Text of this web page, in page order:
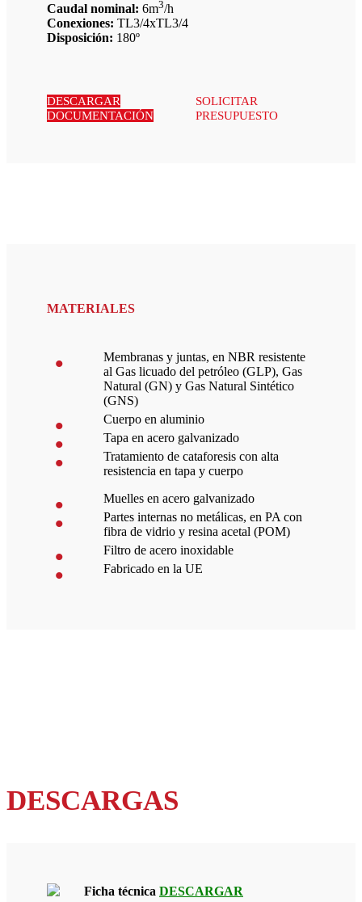
Caudal nominal: 6m3/h
Conexiones: TL3/4xTL3/4
Disposición: 180º
DESCARGAR
DOCUMENTACIÓN
SOLICITAR
PRESUPUESTO
MATERIALES
Membranas y juntas, en NBR resistente
al Gas licuado del petróleo (GLP), Gas
Natural (GN) y Gas Natural Sintético
(GNS)
Cuerpo en aluminio
Tapa en acero galvanizado
Tratamiento de cataforesis con alta
resistencia en tapa y cuerpo
Muelles en acero galvanizado
Partes internas no metálicas, en PA con
fibra de vidrio y resina acetal (POM)
Filtro de acero inoxidable
Fabricado en la UE
DESCARGAS
Ficha técnica DESCARGAR